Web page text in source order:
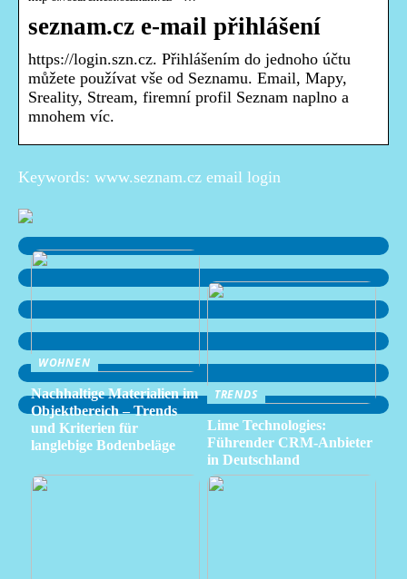
seznam.cz e-mail přihlášení
https://login.szn.cz. Přihlášením do jednoho účtu
můžete používat vše od Seznamu. Email, Mapy,
Sreality, Stream, firemní profil Seznam naplno a
mnohem víc.
Keywords: www.seznam.cz email login
WOHNEN
Nachhaltige Materialien im
Objektbereich – Trends
und Kriterien für
langlebige Bodenbeläge
TRENDS
Lime Technologies:
Führender CRM-Anbieter
in Deutschland